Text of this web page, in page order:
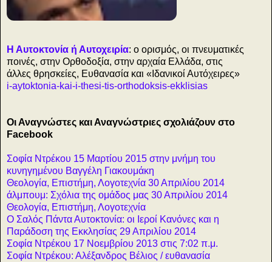
Η Αυτοκτονία ή Αυτοχειρία: ο ορισμός, οι πνευματικές
ποινές, στην Ορθοδοξία, στην αρχαία Ελλάδα, στις
άλλες θρησκείες, Ευθανασία και «Ιδανικοί Αυτόχειρες»
i-aytoktonia-kai-i-thesi-tis-orthodoksis-ekklisias
Οι Αναγνώστες και Αναγνώστριες σχολιάζουν στο
Facebook
Σοφία Ντρέκου 15 Μαρτίου 2015 στην μνήμη του
κυνηγημένου Βαγγέλη Γιακουμάκη
Θεολογία, Επιστήμη, Λογοτεχνία 30 Απριλίου 2014
άλμπουμ: Σχόλια της ομάδος μας 30 Απριλίου 2014
Θεολογία, Επιστήμη, Λογοτεχνία
Ο Σαλός Πάντα Αυτοκτονία: οι Ιεροί Κανόνες και η
Παράδοση της Εκκλησίας 29 Απριλίου 2014
Σοφία Ντρέκου 17 Νοεμβρίου 2013 στις 7:02 π.μ.
Σοφία Ντρέκου: Αλέξανδρος Βέλιος / ευθανασία